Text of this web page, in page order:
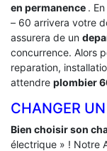
en permanence .
– 60 arrivera votre
assurera de un
concurrence. Alors
reparation,
attendre plombier
CHANGER
Bien choisir son
électrique » ! Notre